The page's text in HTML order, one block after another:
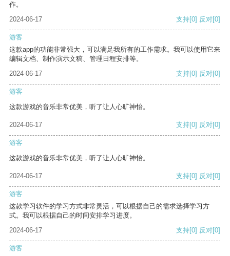
作。
2024-06-17
支持[0] 反对[0]
游客
这款app的功能非常强大，可以满足我所有的工作需求。我可以使用它来
编辑文档、制作演示文稿、管理日程安排等。
2024-06-17
支持[0] 反对[0]
游客
这款游戏的音乐非常优美，听了让人心旷神怡。
2024-06-17 支持[0] 反对[0]
游客
这款游戏的音乐非常优美，听了让人心旷神怡。
2024-06-17 支持[0] 反对[0]
游客
这款学习软件的学习方式非常灵活，可以根据自己的需求选择学习方
式。我可以根据自己的时间安排学习进度。
2024-06-17
支持[0] 反对[0]
游客